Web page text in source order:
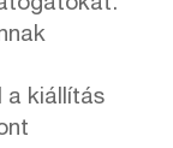
a kiállítás